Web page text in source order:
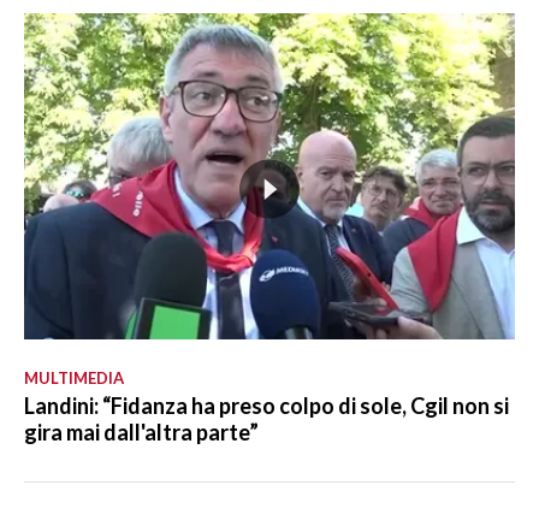
MULTIMEDIA
Landini: “Fidanza ha preso colpo di sole, Cgil non si
gira mai dall'altra parte”